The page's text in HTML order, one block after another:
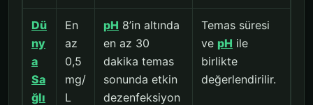
Dü
ny
a
Sa
ğlı
En
az
0,5
mg/
L
pH 8’in altında
en az 30
dakika temas
sonunda etkin
dezenfeksiyon
Temas süresi
ve pH ile
birlikte
değerlendirilir.